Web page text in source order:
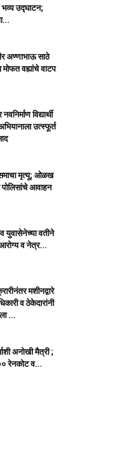
उद्घाटन;
अण्णाभाऊ साठे
मोफत वह्यांचे वाटप
विद्यार्थी
उत्स्फूर्त
मृत्यू; ओळख
पोलिसांचे आवाहन
युवासेनेच्या वतीने
व नेत्र...
मशीनद्वारे
व ठेकेदारांनी
...
अनोखी मैत्री ;
रेनकोट व...